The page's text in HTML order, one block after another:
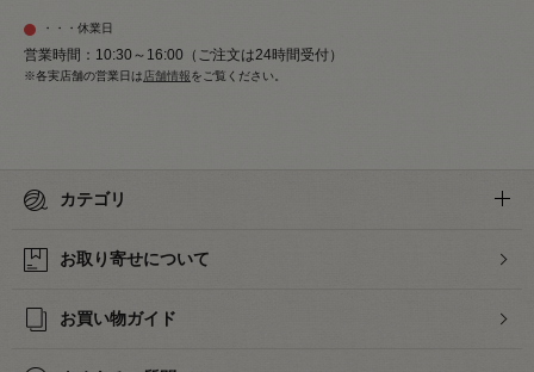
・・・休業日
営業時間：10:30～16:00（ご注文は24時間受付）
※各実店舗の営業日は店舗情報をご覧ください。
カテゴリ
お取り寄せについて
お買い物ガイド